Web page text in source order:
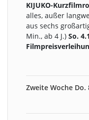
KIJUKO-
alles, außer
aus sechs
Min., ab 4 J.)So.
Zweite Woche Do.